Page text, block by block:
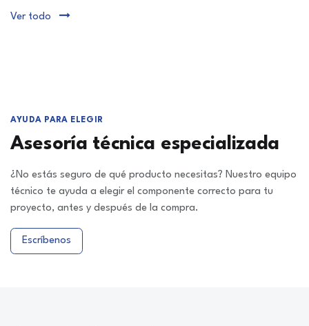
Ver todo
AYUDA PARA ELEGIR
Asesoría técnica especializada
¿No estás seguro de qué producto necesitas? Nuestro equipo
técnico te ayuda a elegir el componente correcto para tu
proyecto, antes y después de la compra.
Escríbenos